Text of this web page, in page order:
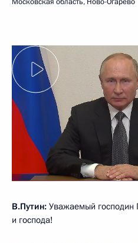
В.Путин: Уважаемый
и господа!